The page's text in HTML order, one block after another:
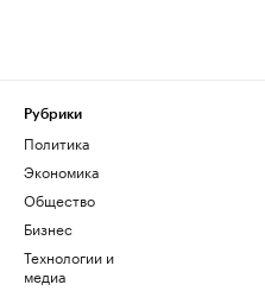
Рубрики
Политика
Экономика
Общество
Бизнес
Технологии и
медиа